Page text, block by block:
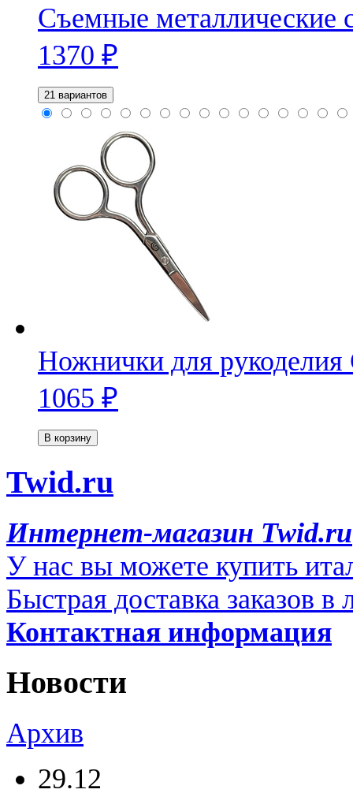
Съемные металлические
1370 ₽
21 вариантов
Ножнички для рукоделия
1065 ₽
В корзину
Twid.ru
Интернет-магазин Twid.ru
У нас вы можете купить
Быстрая доставка заказов
Контактная информация
Новости
Архив
29.12